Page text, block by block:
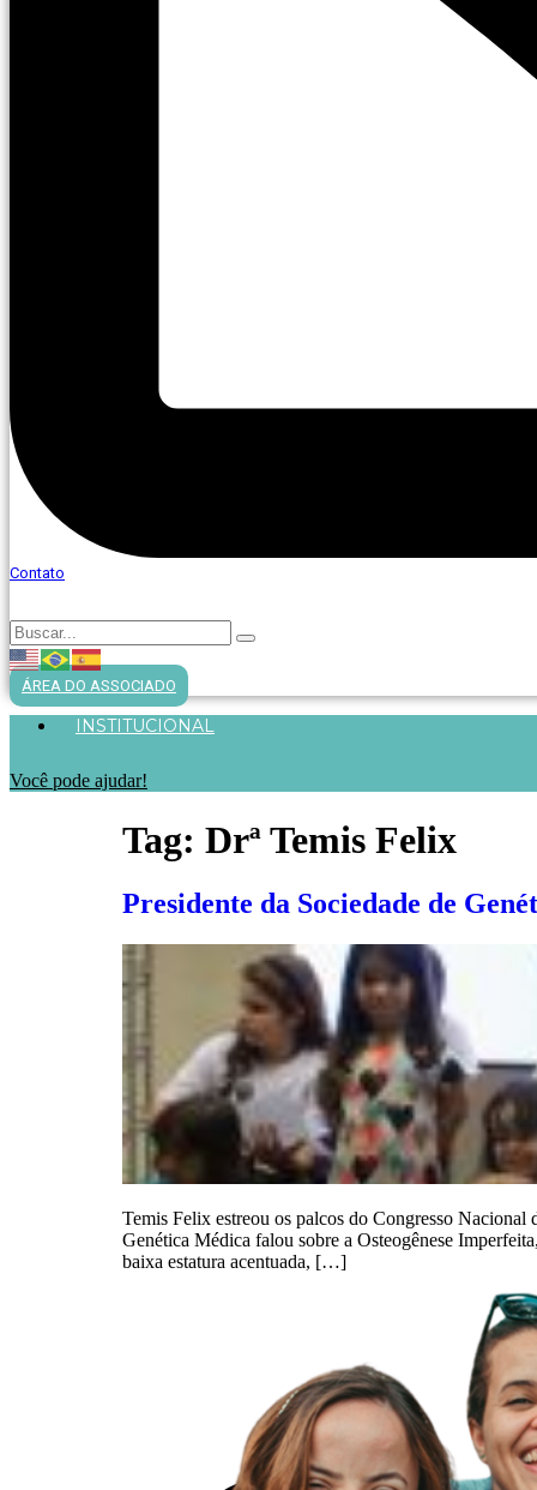
Contato
ÁREA DO ASSOCIADO
INSTITUCIONAL
Você pode ajudar!
Tag: Drª Temis Felix
Presidente da Sociedade de
Temis Felix estreou os palcos do Congresso Nacional
Genética Médica falou sobre a Osteogênese
baixa estatura acentuada, […]